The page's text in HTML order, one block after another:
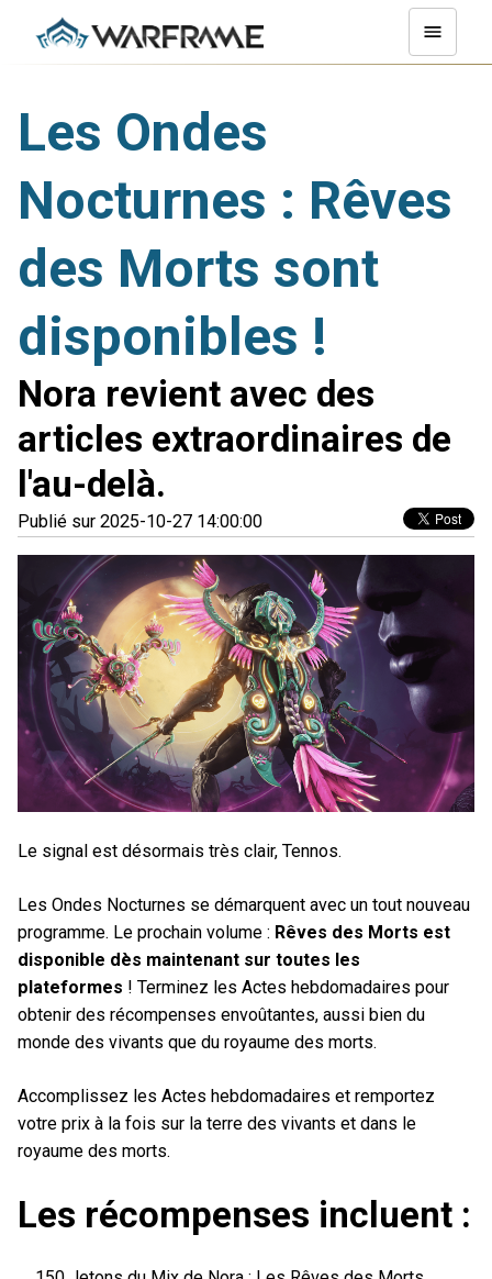
Les Ondes
Nocturnes : Rêves
des Morts sont
disponibles !
Nora revient avec des
articles extraordinaires de
l'au-delà.
Publié sur 2025-10-27 14:00:00
Le signal est désormais très clair, Tennos.
Les Ondes Nocturnes se démarquent avec un tout nouveau
programme. Le prochain volume : Rêves des Morts est
disponible dès maintenant sur toutes les
plateformes ! Terminez les Actes hebdomadaires pour
obtenir des récompenses envoûtantes, aussi bien du
monde des vivants que du royaume des morts.
Accomplissez les Actes hebdomadaires et remportez
votre prix à la fois sur la terre des vivants et dans le
royaume des morts.
Les récompenses incluent :